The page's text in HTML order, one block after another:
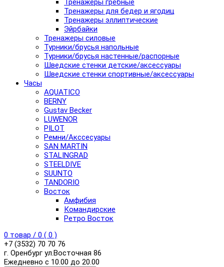
Тренажеры гребные
Тренажеры для бедер и ягодиц
Тренажеры эллиптические
Эйрбайки
Тренажеры силовые
Турники/брусья напольные
Турники/брусья настенные/распорные
Шведские стенки детские/аксессуары
Шведские стенки спортивные/аксессуары
Часы
AQUATICO
BERNY
Gustav Becker
LUWENOR
PILOT
Pемни/Акссесуары
SAN MARTIN
STALINGRAD
STEELDIVE
SUUNTO
TANDORIO
Восток
Амфибия
Командирские
Ретро Восток
0 товар / 0 ( 0 )
+7 (3532) 70 70 76
г. Оренбург ул.Восточная 86
Ежедневно с 10.00 до 20.00